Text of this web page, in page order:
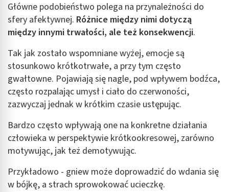
Główne podobieństwo polega na przynależności do
sfery afektywnej. Różnice między nimi dotyczą
między innymi trwałości, ale też konsekwencji.
Tak jak zostało wspomniane wyżej, emocje są
stosunkowo krótkotrwałe, a przy tym często
gwałtowne. Pojawiają się nagle, pod wpływem bodźca,
często rozpalając umysł i ciało do czerwoności,
zazwyczaj jednak w krótkim czasie ustępując.
Bardzo często wpływają one na konkretne działania
człowieka w perspektywie krótkookresowej, zarówno
motywując, jak też demotywując.
Przykładowo - gniew może doprowadzić do wdania się
w bójkę, a strach sprowokować ucieczkę.